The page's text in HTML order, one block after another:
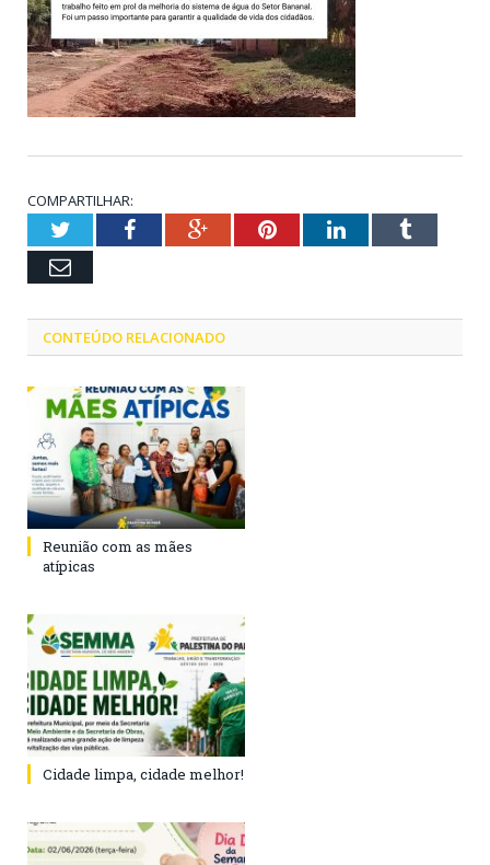
COMPARTILHAR:
TwitterFacebookGoogle+PinterestLinkedInTumblr
Email
CONTEÚDO RELACIONADO
Reunião com as mães
atípicas
Cidade limpa, cidade melhor!